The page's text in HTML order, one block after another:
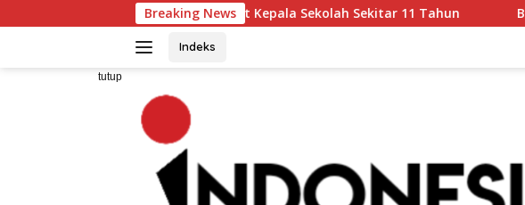
ke
Breaking News
Kepala Sekolah Sekitar 11 Tahun Budi Azhar Ketua DPRD
Indeks
tutup